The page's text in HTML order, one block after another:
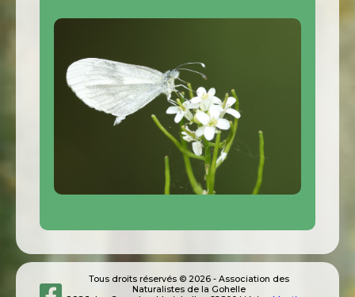
Tous droits réservés © 2026 - Association des
Naturalistes de la Gohelle